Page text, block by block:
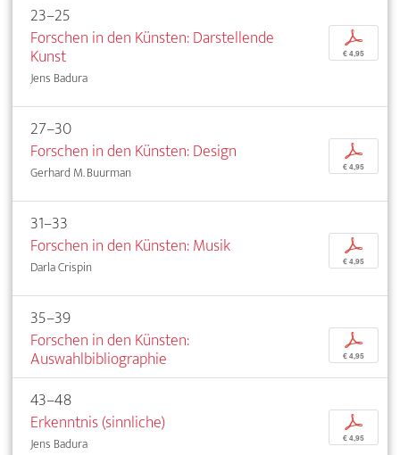
23–25
Forschen in den Künsten: Darstellende
Kunst
Jens Badura
p
€ 4,95
27–30
Forschen in den Künsten: Design
Gerhard M. Buurman
p
€ 4,95
31–33
Forschen in den Künsten: Musik
Darla Crispin
p
€ 4,95
35–39
Forschen in den Künsten:
Auswahlbibliographie
p
€ 4,95
43–48
Erkenntnis (sinnliche)
Jens Badura
p
€ 4,95